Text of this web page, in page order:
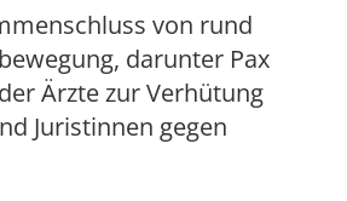
von rund
darunter Pax
Ärzte zur Verhütung
Juristinnen gegen